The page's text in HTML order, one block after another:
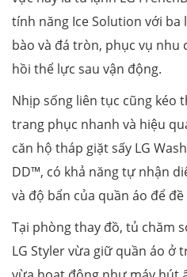
tính năng Ice Solution với ba
bào và đá tròn, phục vụ nhu
hồi thể lực sau vận động.
Nhịp sống liên tục cũng kéo
trang phục nhanh và hiệu
căn hộ tháp giặt sấy LG
DD™, có khả năng tự nhận
và độ bẩn của quần áo để
Tại phòng thay đồ, tủ chăm
LG Styler vừa giữ quần áo ở